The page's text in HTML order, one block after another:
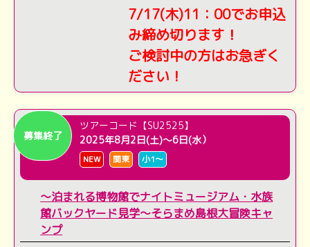
7/17(木)11：00でお申込
み締め切ります！
ご検討中の方はお急ぎく
ださい！
募集終了
ツアーコード【SU2525】
2025年8月2日(土)～6日(水）
NEW 関東 小1～
～泊まれる博物館でナイトミュージアム・水族
館バックヤード見学～そらまめ島根大冒険キャ
ンプ